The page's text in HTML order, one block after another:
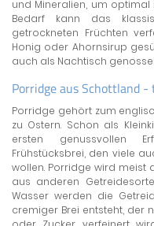
und Mineralien, um
Bedarf kann das
getrockneten Früchten
Honig oder Ahornsirup
auch als Nachtisch
Porridge aus Schottland
Porridge gehört zum
zu Ostern. Schon als
ersten genussvollen
Frühstücksbrei, den viele
wollen. Porridge wird meist
aus anderen
Wasser werden die
cremiger Brei entsteht, der